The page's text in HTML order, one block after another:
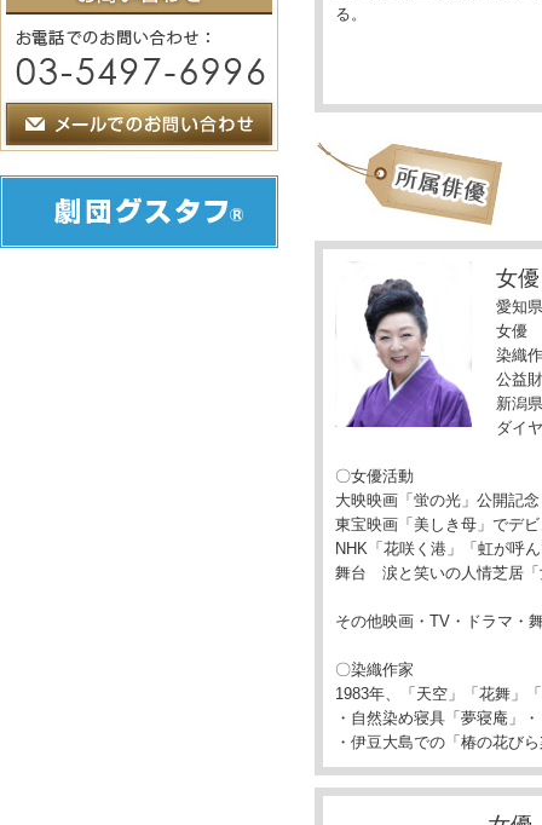
る。
女
愛知
女優
染織
公益
新潟
ダイ
〇女優活動
大映映画「蛍の光」公開記
東宝映画「美しき母」でデ
NHK「花咲く港」「虹が呼
舞台 涙と笑いの人情芝居「
その他映画・TV・ドラマ・
〇染織作家
1983年、「天空」「花舞」
・自然染め寝具「夢寝庵」
・伊豆大島での「椿の花び